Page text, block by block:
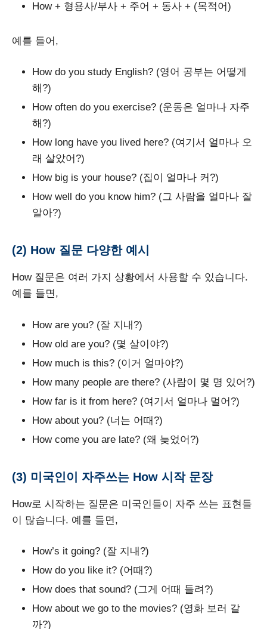
How + 형용사/부사 + 주어 + 동사 + (목적어)
예를 들어,
How do you study English? (영어 공부는 어떻게
해?)
How often do you exercise? (운동은 얼마나 자주
해?)
How long have you lived here? (여기서 얼마나 오
래 살았어?)
How big is your house? (집이 얼마나 커?)
How well do you know him? (그 사람을 얼마나 잘
알아?)
(2) How 질문 다양한 예시
How 질문은 여러 가지 상황에서 사용할 수 있습니다.
예를 들면,
How are you? (잘 지내?)
How old are you? (몇 살이야?)
How much is this? (이거 얼마야?)
How many people are there? (사람이 몇 명 있어?)
How far is it from here? (여기서 얼마나 멀어?)
How about you? (너는 어때?)
How come you are late? (왜 늦었어?)
(3) 미국인이 자주쓰는 How 시작 문장
How로 시작하는 질문은 미국인들이 자주 쓰는 표현들
이 많습니다. 예를 들면,
How’s it going? (잘 지내?)
How do you like it? (어때?)
How does that sound? (그게 어때 들려?)
How about we go to the movies? (영화 보러 갈
까?)